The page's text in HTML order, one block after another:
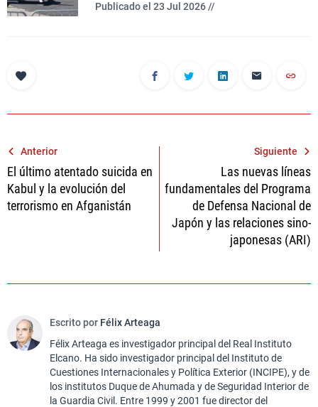
Publicado el 23 Jul 2026 //
Navegación
de
entradas
Anterior
El último atentado suicida en
Kabul y la evolución del
terrorismo en Afganistán
Siguiente
Las nuevas líneas
fundamentales del Programa
de Defensa Nacional de
Japón y las relaciones sino-
japonesas (ARI)
Escrito por Félix Arteaga
Félix Arteaga es investigador principal del Real Instituto
Elcano. Ha sido investigador principal del Instituto de
Cuestiones Internacionales y Política Exterior (INCIPE), y de
los institutos Duque de Ahumada y de Seguridad Interior de
la Guardia Civil. Entre 1999 y 2001 fue director del